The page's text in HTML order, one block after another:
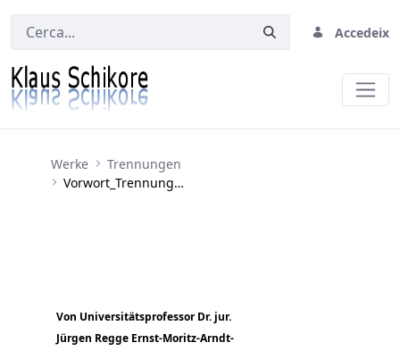
Accedeix
Werke
Trennungen
Vorwort_Trennungen
Von Universitätsprofessor Dr. jur.
Jürgen Regge Ernst-Moritz-Arndt-